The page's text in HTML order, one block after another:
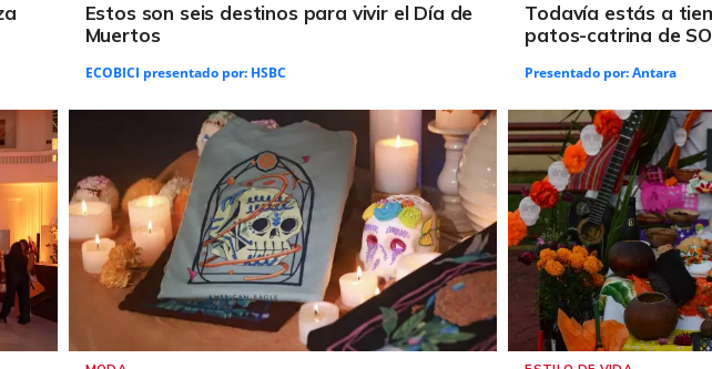
Estos son seis destinos para vivir el Día de
Muertos
ECOBICI presentado por: HSBC
Todavía estás a
patos-catrina de
Presentado por:Antara